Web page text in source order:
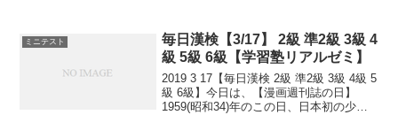
ミニテスト
毎日漢検【3/17】 2級 準2級 3級 4
級 5級 6級【学習塾リアルゼミ】
2019 3 17【毎日漢検 2級 準2級 3級 4級 5
級 6級】今日は、【漫画週刊誌の日】
1959(昭和34)年のこの日、日本初の少年